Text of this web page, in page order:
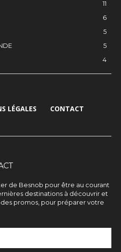
11
6
5
5
4
LÉGALES CONTACT
de Besnob pour être au courant
destinations à découvrir et
promos, pour préparer votre